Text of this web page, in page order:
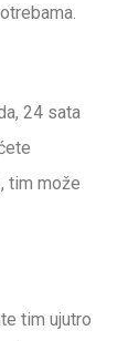
24 sata
tim može
tim ujutro